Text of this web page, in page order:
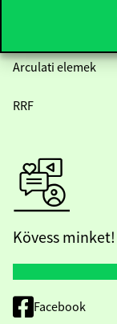
Arculati elemek
RRF
Kövess minket!
Facebook